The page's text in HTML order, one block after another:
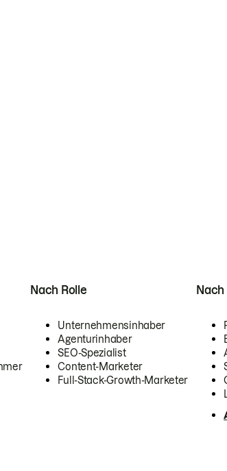
Nach Rolle
Unternehmensinhaber
Agenturinhaber
SEO-Spezialist
Content-Marketer
Full-Stack-Growth-Marketer